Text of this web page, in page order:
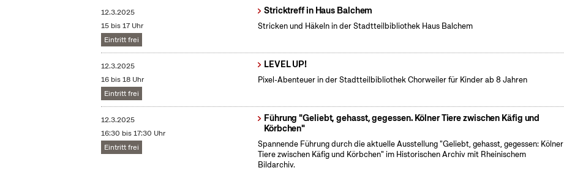
12.3.2025
15 bis 17 Uhr
Eintritt frei
Stricktreff in Haus Balchem
Stricken und Häkeln in der Stadtteilbibliothek Haus Balchem
12.3.2025
16 bis 18 Uhr
Eintritt frei
LEVEL UP!
Pixel-Abenteuer in der Stadtteilbibliothek Chorweiler für Kinder ab 8 Jahren
12.3.2025
16:30 bis 17:30 Uhr
Eintritt frei
Führung "Geliebt, gehasst, gegessen. Kölner Tiere zwischen Käfig und
Körbchen"
Spannende Führung durch die aktuelle Ausstellung "Geliebt, gehasst, gegessen: Kölner
Tiere zwischen Käfig und Körbchen" im Historischen Archiv mit Rheinischem
Bildarchiv.